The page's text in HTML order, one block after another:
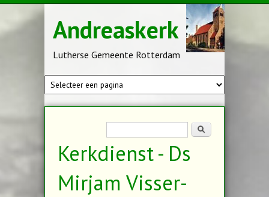
Overslaan en naar de inhoud gaan
Andreaskerk
Lutherse Gemeente Rotterdam
Zoeken
Kerkdienst - Ds
Mirjam Visser-